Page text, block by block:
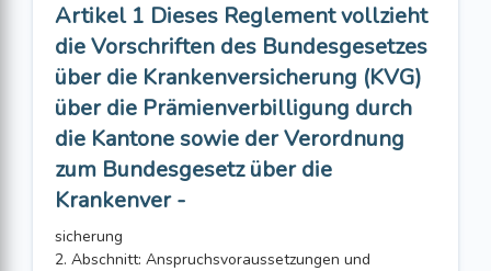
Artikel 1 Dieses Reglement vollzieht
die Vorschriften des Bundesgesetzes
über die Krankenversicherung (KVG)
über die Prämienverbilligung durch
die Kantone sowie der Verordnung
zum Bundesgesetz über die
Krankenver -
sicherung
2. Abschnitt: Anspruchsvoraussetzungen und